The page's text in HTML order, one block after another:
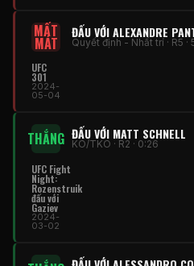
MẤT
MÁT
ĐẤU VỚI ALEXANDRE
Quyết định - Nhất trí · R5 ·
UFC
301
2024-
05-04
THẮNG ĐẤU VỚI MATT SCHNELL
KO/TKO · R2 · 0:26
UFC Fight
Night:
Rozenstruik
đấu với
Gaziev
2024-
03-02